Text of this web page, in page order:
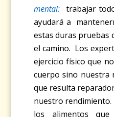
mental:trabajar
ayudará a
estas duras pruebas
el camino. Los
ejercicio físico que
cuerpo sino nuestra
que resulta
nuestro
los alimentos